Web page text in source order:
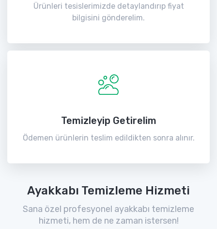
Ürünleri tesislerimizde detaylandırıp fiyat
bilgisini gönderelim.
Temizleyip Getirelim
Ödemen ürünlerin teslim edildikten sonra alınır.
Ayakkabı Temizleme Hizmeti
Sana özel profesyonel ayakkabı temizleme
hizmeti, hem de ne zaman istersen!